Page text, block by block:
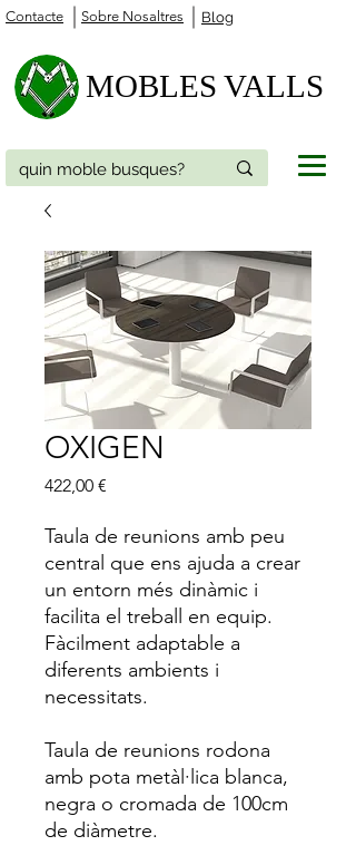
Contacte Blog
Sobre Nosaltres
MOBLES VALLS
OXIGEN
422,00 €
Taula de reunions amb peu
central que ens ajuda a crear
un entorn més dinàmic i
facilita el treball en equip.
Fàcilment adaptable a
diferents ambients i
necessitats.
Taula de reunions rodona
amb pota metàl·lica blanca,
negra o cromada de 100cm
de diàmetre.